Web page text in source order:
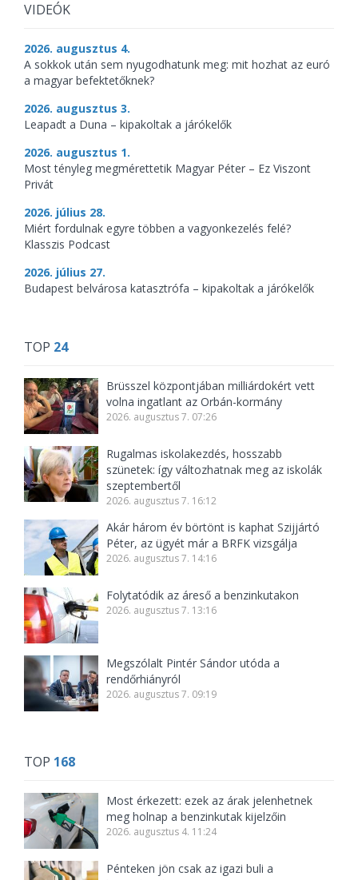
VIDEÓK
2026. augusztus 4.
A sokkok után sem nyugodhatunk meg: mit hozhat az euró
a magyar befektetőknek?
2026. augusztus 3.
Leapadt a Duna – kipakoltak a járókelők
2026. augusztus 1.
Most tényleg megmérettetik Magyar Péter – Ez Viszont
Privát
2026. július 28.
Miért fordulnak egyre többen a vagyonkezelés felé?
Klasszis Podcast
2026. július 27.
Budapest belvárosa katasztrófa – kipakoltak a járókelők
TOP 24
Brüsszel központjában milliárdokért vett
volna ingatlant az Orbán-kormány
2026. augusztus 7. 07:26
Rugalmas iskolakezdés, hosszabb
szünetek: így változhatnak meg az iskolák
szeptembertől
2026. augusztus 7. 16:12
Akár három év börtönt is kaphat Szijjártó
Péter, az ügyét már a BRFK vizsgálja
2026. augusztus 7. 14:16
Folytatódik az áreső a benzinkutakon
2026. augusztus 7. 13:16
Megszólalt Pintér Sándor utóda a
rendőrhiányról
2026. augusztus 7. 09:19
TOP 168
Most érkezett: ezek az árak jelenhetnek
meg holnap a benzinkutak kijelzőin
2026. augusztus 4. 11:24
Pénteken jön csak az igazi buli a